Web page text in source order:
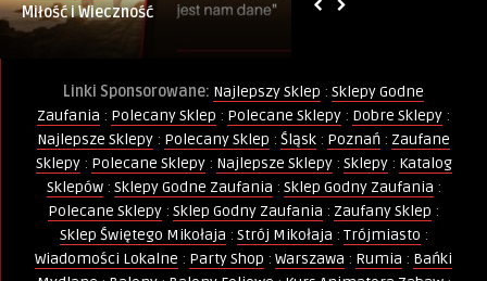
Miłość i Wieczność
Linki Sponsorowane: Najlepszy Sklep : Sklepy Godne
Zaufania : Polecany Sklep : Polecane Sklepy : Dobre Sklepy :
Najlepsze Sklepy : Polecany Sklep : Śląsk : Poznań : Zaufane
Sklepy: Polecane Sklepy: Najlepsze Sklepy: Sklepy: Katalog
Sklepów: Sklepy Godne Zaufania : Sklep Godny Zaufania :
Polecane Sklepy : Sklep Godny Zaufania : Zaufany Sklep :
Sklep Świętego Mikołaja : Strój Mikołaja : Trójmiasto :
Wiadomości Lokalne : Party Shop : Warszawa : Rumia : Bańki